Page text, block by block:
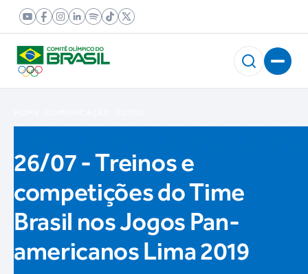
26/07 - Treinos e
competições do Time
Brasil nos Jogos Pan-
americanos Lima 2019